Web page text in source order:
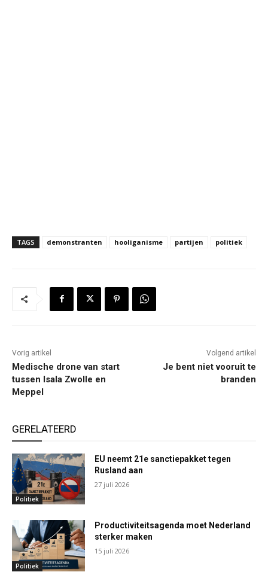
TAGS demonstranten hooliganisme partijen politiek
Vorig artikel
Medische drone van start
tussen Isala Zwolle en
Meppel
Volgend artikel
Je bent niet vooruit te
branden
GERELATEERD
Politiek
EU neemt 21e sanctiepakket tegen
Rusland aan
27 juli 2026
Politiek
Productiviteitsagenda moet Nederland
sterker maken
15 juli 2026